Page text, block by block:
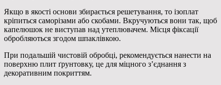
Якщо в якості основи збирається решетування, то ізоплат
кріпиться саморізами або скобами. Вкручуються вони так, щоб
капелюшок не виступав над утеплювачем. Місця фіксації
обробляються згодом шпаклівкою.
При подальшій чистовій обробці, рекомендується нанести на
поверхню плит ґрунтовку, це для міцного з’єднання з
декоративним покриттям.